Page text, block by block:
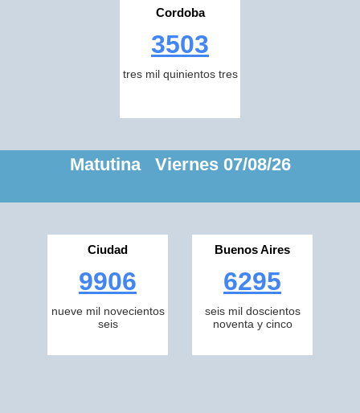
Cordoba
3503
tres mil quinientos tres
Matutina Viernes 07/08/26
Ciudad
9906
nueve mil novecientos
seis
Buenos Aires
6295
seis mil doscientos
noventa y cinco